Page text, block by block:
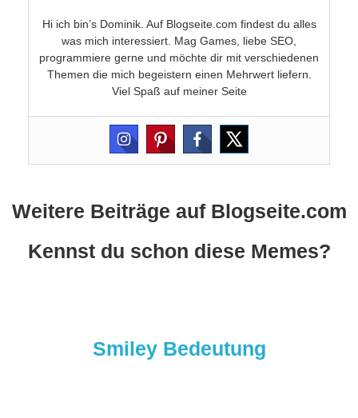
Hi ich bin’s Dominik. Auf Blogseite.com findest du alles
was mich interessiert. Mag Games, liebe SEO,
programmiere gerne und möchte dir mit verschiedenen
Themen die mich begeistern einen Mehrwert liefern.
Viel Spaß auf meiner Seite
Weitere Beiträge auf Blogseite.com
Kennst du schon diese Memes?
Smiley Bedeutung